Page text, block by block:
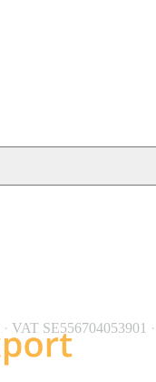
· VAT SE556704053901 ·